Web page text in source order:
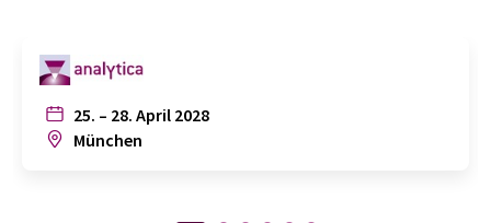
25. – 28. April 2028
München